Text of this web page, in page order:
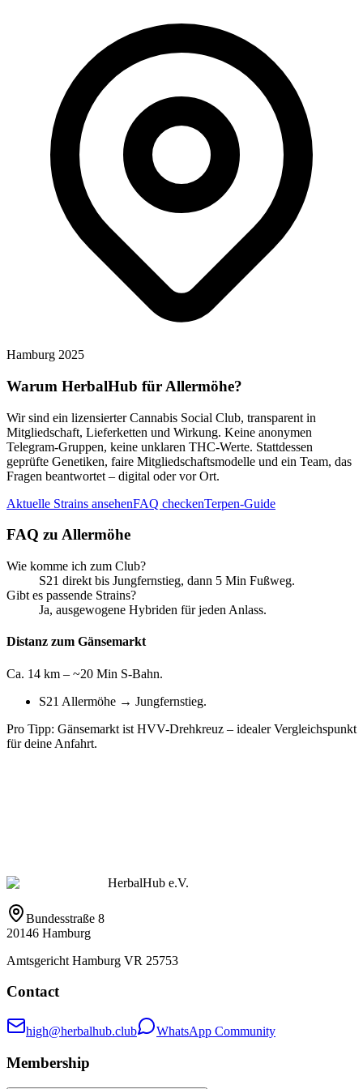
Hamburg 2025
Warum HerbalHub für Allermöhe?
Wir sind ein lizensierter Cannabis Social Club, transparent in
Mitgliedschaft, Lieferketten und Wirkung. Keine anonymen
Telegram-Gruppen, keine unklaren THC-Werte. Stattdessen
geprüfte Genetiken, faire Mitgliedschaftsmodelle und ein Team, das
Fragen beantwortet – digital oder vor Ort.
Aktuelle Strains ansehenFAQ checkenTerpen-Guide
FAQ zu Allermöhe
Wie komme ich zum Club?
S21 direkt bis Jungfernstieg, dann 5 Min Fußweg.
Gibt es passende Strains?
Ja, ausgewogene Hybriden für jeden Anlass.
Distanz zum Gänsemarkt
Ca. 14 km – ~20 Min S-Bahn.
S21 Allermöhe → Jungfernstieg.
Pro Tipp: Gänsemarkt ist HVV-Drehkreuz – idealer Vergleichspunkt
für deine Anfahrt.
HerbalHub e.V.
Bundesstraße 8
20146 Hamburg
Amtsgericht Hamburg VR 25753
Contact
high@herbalhub.club WhatsApp Community
Membership